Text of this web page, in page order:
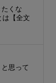
くな
は【全文
思って